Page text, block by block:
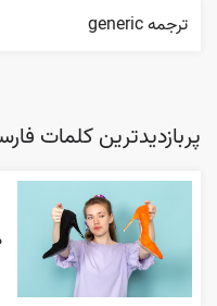
ترجمه generic
پربازدیدترین کلمات